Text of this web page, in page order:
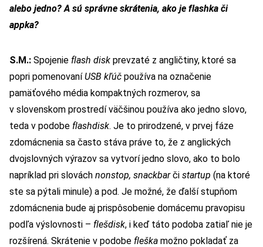
alebo jedno? A sú správne skrátenia, ako je flashka či
appka?
S.M.: Spojenie flash disk prevzaté z angličtiny, ktoré sa
popri pomenovaníUSB kľúč používa na označenie
pamäťového média kompaktných rozmerov, sa
v slovenskom prostredí väčšinou používa ako jedno slovo,
teda v podobe flashdisk. Je to prirodzené, v prvej fáze
zdomácnenia sa často stáva práve to, že z anglických
dvojslovných výrazov sa vytvorí jedno slovo, ako to bolo
napríklad pri slovách nonstop, snackbarči startup (na ktoré
ste sa pýtali minule) a pod. Je možné, že ďalší stupňom
zdomácnenia bude aj prispôsobenie domácemu pravopisu
podľa výslovnosti – flešdisk, i keď táto podoba zatiaľ nie je
rozšírená. Skrátenie v podobe fleška možno pokladať za